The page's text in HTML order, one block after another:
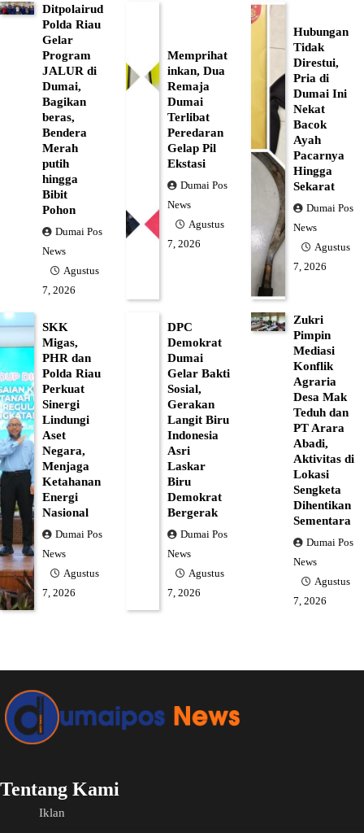
Ditpolairud
Polda Riau
Gelar
Program
JALUR di
Dumai,
Bagikan
beras,
Bendera
Merah
putih
hingga
Bibit
Pohon
Dumai Pos
News
Agustus
7, 2026
Memprihat
inkan, Dua
Remaja
Dumai
Terlibat
Peredaran
Gelap Pil
Ekstasi
Dumai Pos
News
Agustus
7, 2026
Hubungan
Tidak
Direstui,
Pria di
Dumai Ini
Nekat
Bacok
Ayah
Pacarnya
Hingga
Sekarat
Dumai Pos
News
Agustus
7, 2026
SKK
Migas,
PHR dan
Polda Riau
Perkuat
Sinergi
Lindungi
Aset
Negara,
Menjaga
Ketahanan
Energi
Nasional
Dumai Pos
News
Agustus
7, 2026
DPC
Demokrat
Dumai
Gelar Bakti
Sosial,
Gerakan
Langit Biru
Indonesia
Asri
Laskar
Biru
Demokrat
Bergerak
Dumai Pos
News
Agustus
7, 2026
Zukri
Pimpin
Mediasi
Konflik
Agraria
Desa Mak
Teduh dan
PT Arara
Abadi,
Aktivitas di
Lokasi
Sengketa
Dihentikan
Sementara
Dumai Pos
News
Agustus
7, 2026
Tentang Kami
Iklan